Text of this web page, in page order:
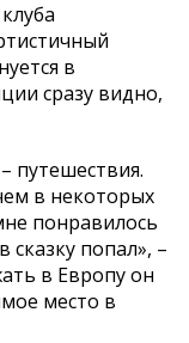
в
сразу видно,
путешествия.
в некоторых
понравилось
попал», –
в Европу он
место в